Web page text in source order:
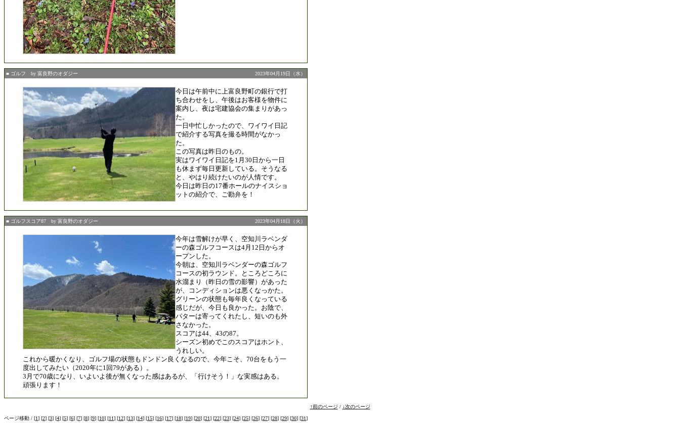
■ ゴルフ by 富良野のオダジー 2023年04月19日（水）
今日は午前中に上富良野町の銀行で打
ち合わせをし、午後はお客様を物件に
案内し、夜は宅建協会の集まりがあっ
た。
一日中忙しかったので、ワイワイ日記
で紹介する写真を撮る時間がなかっ
た。
この写真は昨日のもの。
実はワイワイ日記を1月30日から一日
も休まず毎日更新している。そうなる
と、やはり続けたいのが人情です。
今日は昨日の17番ホールのナイスショ
ットの紹介で、ご勘弁を！
■ ゴルフスコア87 by 富良野のオダジー 2023年04月18日（火）
今年は雪解けが早く、空知川ラベンダ
ーの森ゴルフコースは4月12日からオ
ープンした。
今朝は、空知川ラベンダーの森ゴルフ
コースの初ラウンド。ところどころに
水溜まり（昨日の雪の影響）があった
が、コンディションは悪くなっかた。
グリーンの状態も毎年良くなっている
感じだが、今日も良かった。お陰で、
パターは寄ってくれたし、短いのも外
さなかった。
スコアは44、43の87。
シーズン初めでこのスコアはホント、
うれしい。
これから暖かくなり、ゴルフ場の状態もドンドン良くなるので、今年こそ、70台をもう一
度出してみたい（2020年に1回79がある）。
3月で70歳になり、いよいよ後が無くなった感はあるが、「行けそう！」な実感はある。
頑張ります！
↑前のページ / ↓次のページ
ページ移動 / [1] [2] [3] [4] [5] [6] [7] [8] [9] [10] [11] [12] [13] [14] [15] [16] [17] [18] [19] [20] [21] [22] [23] [24] [25] [26] [27] [28] [29] [30] [31]